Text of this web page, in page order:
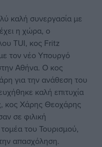
καλή συνεργασία με
η χώρα, ο
TUI, κος Fritz
τον νέο Υπουργό
Αθήνα. Ο κος
για την ανάθεση του
καλή επιτυχία
κος Χάρης Θεοχάρης
σε φιλική
του Τουρισμού,
απασχόληση.